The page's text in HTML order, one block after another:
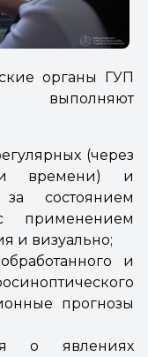
органы ГУП
выполняют
(через
времени) и
состоянием
применением
и визуально;
и
прогнозы
о явлениях